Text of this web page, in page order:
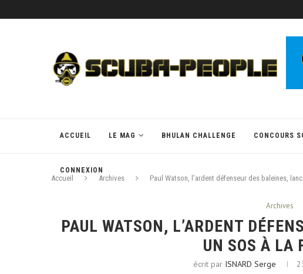
ACCUEIL LE MAG BHULAN CHALLENGE CONCOURS
CONNEXION
Accueil Archives Paul Watson, l’ardent défenseur des baleines,
Archives
PAUL WATSON, L’ARDENT
UN SOS À LA
écrit par ISNARD Serge